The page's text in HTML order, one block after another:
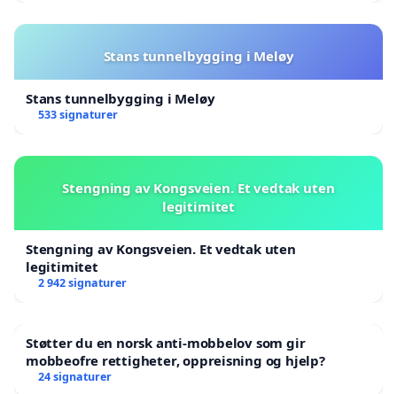
Stans tunnelbygging i Meløy
Stans tunnelbygging i Meløy
533 signaturer
Stengning av Kongsveien. Et vedtak uten
legitimitet
Stengning av Kongsveien. Et vedtak uten
legitimitet
2 942 signaturer
Støtter du en norsk anti-mobbelov som gir
mobbeofre rettigheter, oppreisning og hjelp?
24 signaturer